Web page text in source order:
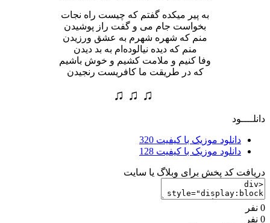
به پیر میکده گفتم که چیست راه نجات
بخواست جام می و گفت راز پوشیدن
منم که شهره شهرم به عشق ورزیدن
منم که دیده نیالوده‌ام به بد دیدن
وفا کنیم و ملامت کشیم و خوش باشیم
که در طریقت ما کافریست رنجیدن
♫ ♫ ♫
دانلــــود
دانلود موزیک با کیفیت 320
دانلود موزیک با کیفیت 128
دریافت کد پخش برای وبلاگ یا سایت
0 نفر
0 نفر